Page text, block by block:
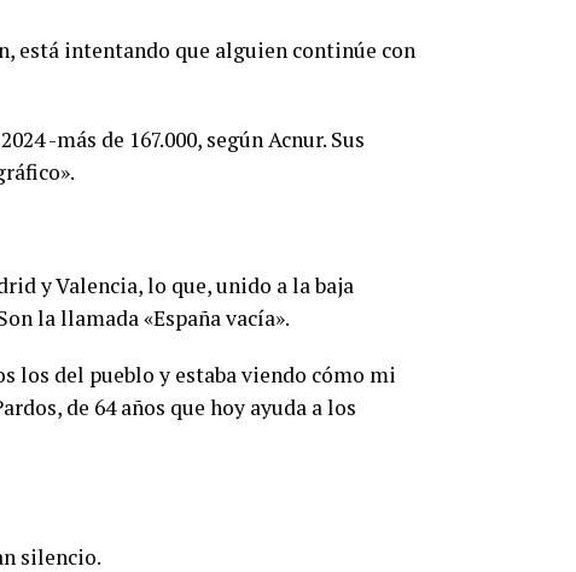
está intentando que alguien continúe con
-más de 167.000, según Acnur. Sus
y Valencia, lo que, unido a la baja
la llamada «España vacía».
los del pueblo y estaba viendo cómo mi
de 64 años que hoy ayuda a los
silencio.